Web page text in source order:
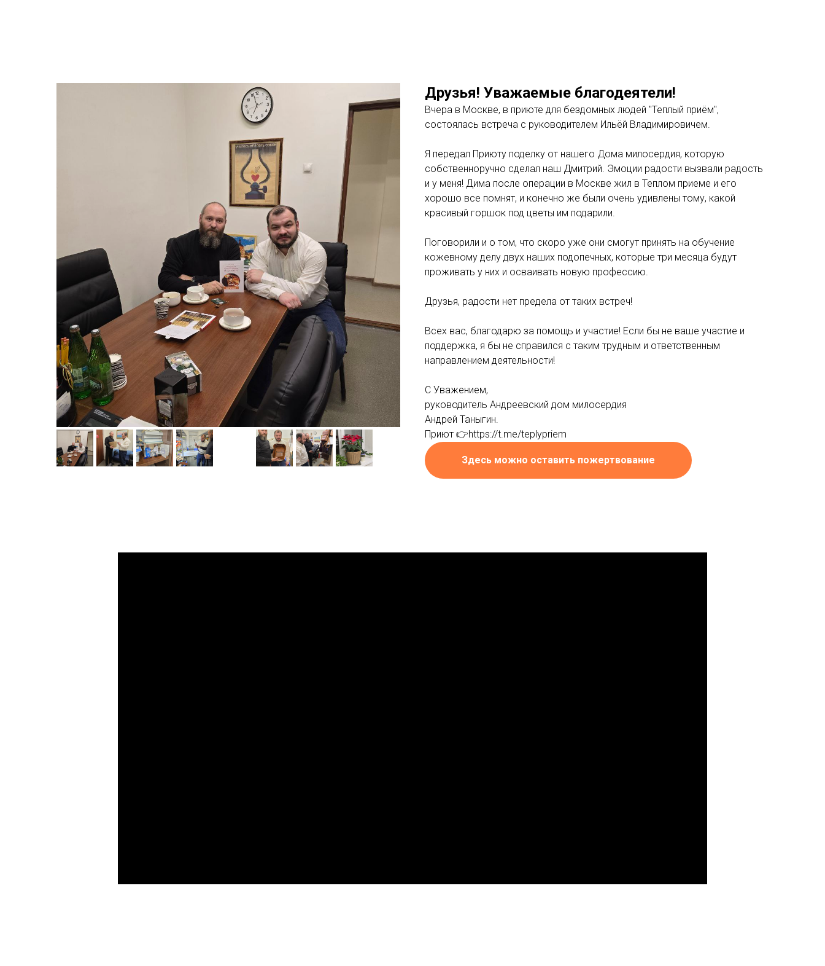
Друзья! Уважаемые благодеятели!
Вчера в Москве, в приюте для бездомных людей "Теплый приём",
состоялась встреча с руководителем Ильёй Владимировичем.
Я передал Приюту поделку от нашего Дома милосердия, которую
собственноручно сделал наш Дмитрий. Эмоции радости вызвали радость
и у меня! Дима после операции в Москве жил в Теплом приеме и его
хорошо все помнят, и конечно же были очень удивлены тому, какой
красивый горшок под цветы им подарили.
Поговорили и о том, что скоро уже они смогут принять на обучение
кожевному делу двух наших подопечных, которые три месяца будут
проживать у них и осваивать новую профессию.
Друзья, радости нет предела от таких встреч!
Всех вас, благодарю за помощь и участие! Если бы не ваше участие и
поддержка, я бы не справился с таким трудным и ответственным
направлением деятельности!
С Уважением,
руководитель Андреевский дом милосердия
Андрей Таныгин.
Приют 👉https://t.me/teplypriem
Здесь можно оставить пожертвование